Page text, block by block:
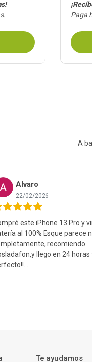
Paga
A
Alvaro
22/02/2026
este iPhone 13 Pro y
al 100% Esque parece
recomiendo
llego en 24 horas
Te ayudamos